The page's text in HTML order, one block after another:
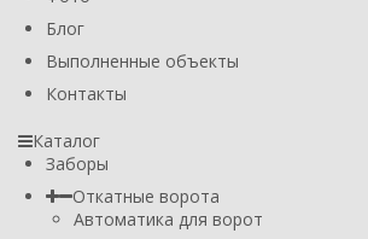
Блог
Выполненные объекты
Контакты
Каталог
Заборы
Откатные ворота
Автоматика для ворот